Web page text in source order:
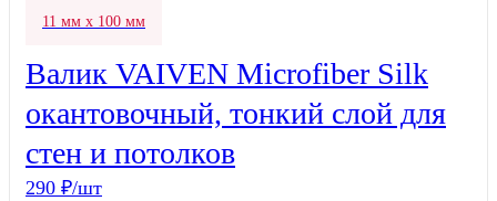
11 мм х 100 мм
Валик VAIVEN Microfiber Silk
окантовочный, тонкий слой для
стен и потолков
290 ₽/шт